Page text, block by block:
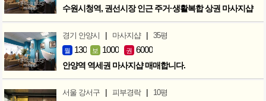
수원시청역, 권선시장 인근 주거·생활복합 상권 마사지샵
경기 안양시 | 마사지샵 | 35평
월 130 보 1000 권 6000
안양역 역세권 마사지샵 매매합니다.
서울 강서구 | 피부경락 | 10평